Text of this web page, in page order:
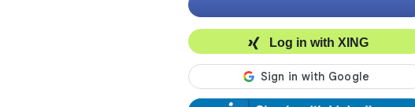
Log in with XING